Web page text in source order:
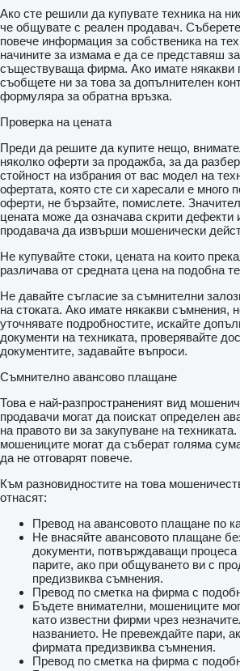
Ако сте решили да купувате техника на
че общувате с реален продавач.
повече информация за собственика на
начините за измама е да се представяш
съществуваща фирма. Ако имате някакви
съобщете ни за това за допълнителен
формуляра за обратна връзка.
Проверка на цената
Преди да решите да купите нещо,
няколко оферти за продажба, за да
стойност на избрания от вас модел на
офертата, която сте си харесали е много
оферти, не бързайте, помислете.
цената може да означава скрити дефекти
продавача да извърши мошенически
Не купувайте стоки, цената на които
различава от средната цена на подобна
Не давайте съгласие за съмнителни
на стоката. Ако имате някакви съмнения,
уточнявате подробностите, искайте
документи на техниката, проверявайте
документите, задавайте въпроси.
Съмнително авансово плащане
Това е най-разпространеният вид
продавачи могат да поискат определен
на правото ви за закупуване на
мошениците могат да съберат голяма
да не отговарят повече.
Към разновидностите на това
отнасят:
Превод на авансовото плащане по
Не внасяйте авансовото плащане
документи, потвърждаващи процеса
парите, ако при общуването ви с
предизвиква съмнения.
Превод по сметка на фирма с
Бъдете внимателни, мошениците
като известни фирми чрез
названието. Не превеждайте пари,
фирмата предизвиква съмнения.
Превод по сметка на фирма с